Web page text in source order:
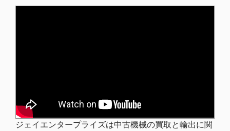
ジェイエンタープライズは中古機械の買取と輸出に関